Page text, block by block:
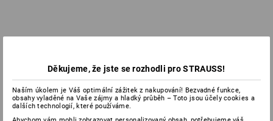
Děkujeme, že jste se rozhodli pro STRAUSS!
Naším úkolem je Váš optimální zážitek z nakupování! Bezvadné funkce,
obsahy vyladěné na Vaše zájmy a hladký průběh – Toto jsou účely cookies a
dalších technologií, které používáme.